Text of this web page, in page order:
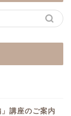
講座のご案内